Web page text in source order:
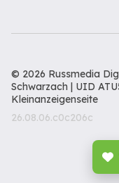
© 2026 Russmedia
Schwarzach | UID
Kleinanzeigenseite
26.08.06.c0c206c